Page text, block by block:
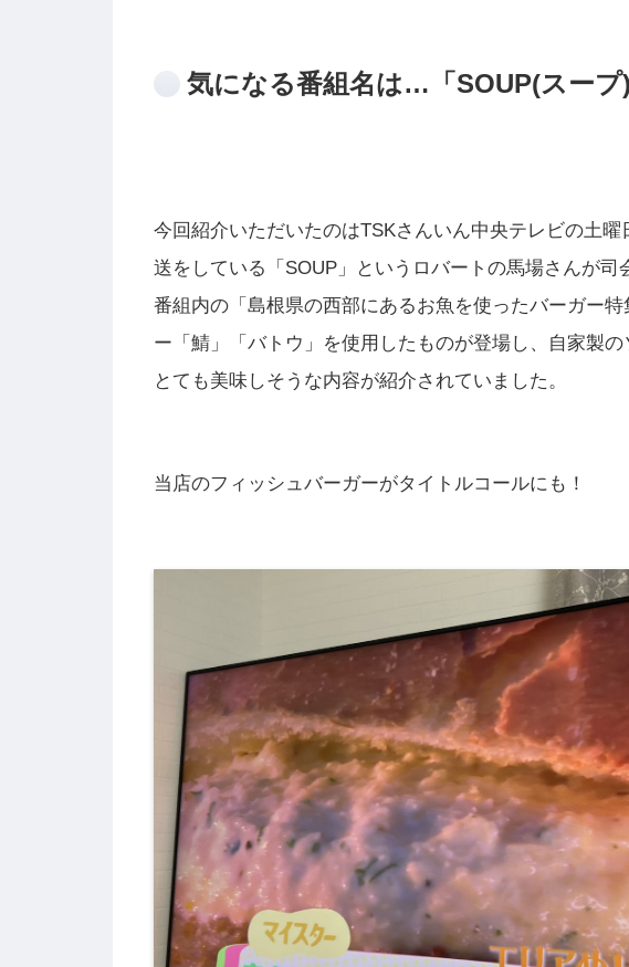
気になる番組名は…「SOUP(スープ)
今回紹介いただいたのはTSKさんいん中央テレビの土
送をしている「SOUP」というロバートの馬場さんが司
番組内の「島根県の西部にあるお魚を使ったバーガー
ー「鯖」「バトウ」を使用したものが登場し、自家製
とても美味しそうな内容が紹介されていました。
当店のフィッシュバーガーがタイトルコールにも！